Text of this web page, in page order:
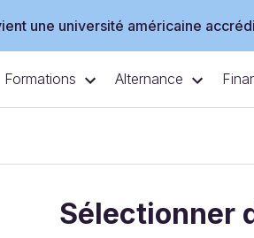
une université américaine
Formations Alternance
Sélectionner